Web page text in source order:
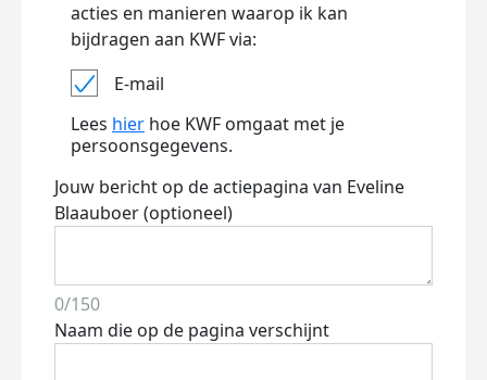
acties en manieren waarop ik kan
bijdragen aan KWF via:
E-mail
Lees hier hoe KWF omgaat met je
persoonsgegevens.
Jouw bericht op de actiepagina van Eveline
Blaauboer (optioneel)
0/150
Naam die op de pagina verschijnt